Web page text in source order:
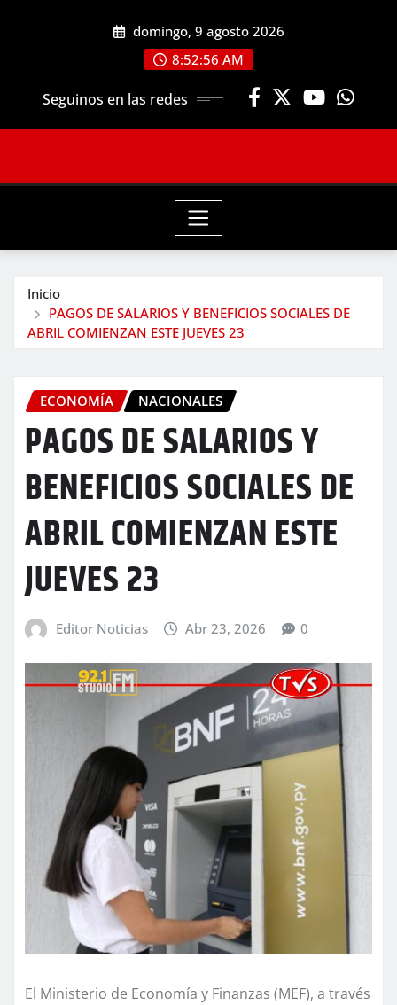
domingo, 9 agosto 2026
8:52:58 AM
Seguinos en las redes
Inicio
PAGOS DE SALARIOS Y BENEFICIOS SOCIALES DE
ABRIL COMIENZAN ESTE JUEVES 23
ECONOMÍA NACIONALES
PAGOS DE SALARIOS Y
BENEFICIOS SOCIALES DE
ABRIL COMIENZAN ESTE
JUEVES 23
Editor Noticias Abr 23, 2026 0
El Ministerio de Economía y Finanzas (MEF), a través